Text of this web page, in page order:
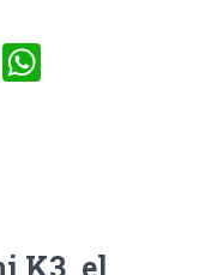
Messenger